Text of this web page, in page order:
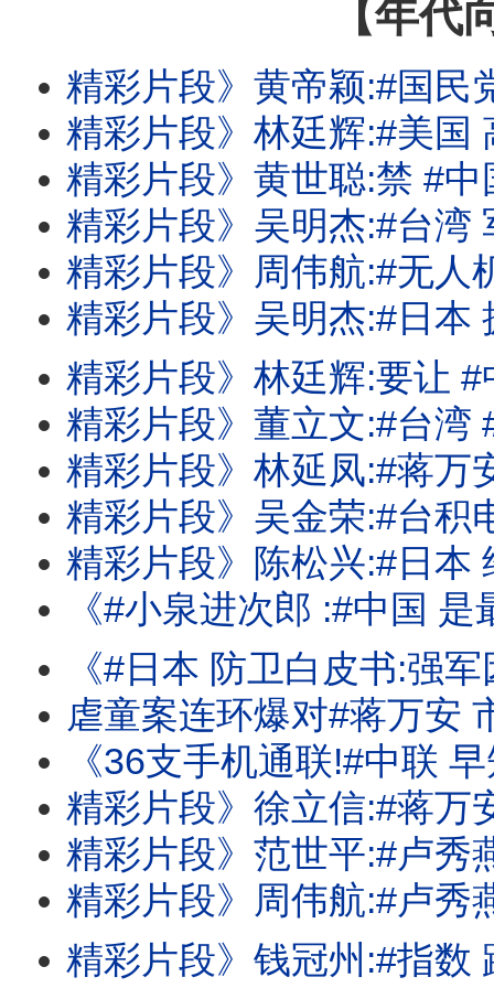
【年代
精彩片段》黄帝颖:#国民党
精彩片段》林廷辉:#美国 高科
精彩片段》黄世聪:禁 #中国 当然
精彩片段》吴明杰:#台湾 军方
精彩片段》周伟航:#无人机 审议可
精彩片段》吴明杰:#日本 拥有反
精彩片段》林廷辉:要让 #中国 根
精彩片段》董立文:#台湾 #美国 军事合
精彩片段》林延凤:#蒋万安 完全
精彩片段》吴金荣:#台积电 霸主地位
精彩片段》陈松兴:#日本 经济
《#小泉进次郎 :#中国 是最大威胁!#蒋万安 市府千疮百孔!三大
《#日本 防卫白皮书:强军因应#中俄 威胁!#麦考尔 :#中国 武统#台湾
虐童案连环爆对#蒋万安
《36支手机通联!#中联 早知会出事!?北市幼儿园虐童案延烧!#蒋
精彩片段》徐立信:#蒋万安 也
精彩片段》范世平:#卢秀燕 把责
精彩片段》周伟航:#卢秀燕 .#蒋万安 这
精彩片段》钱冠州:#指数 跟#大型股